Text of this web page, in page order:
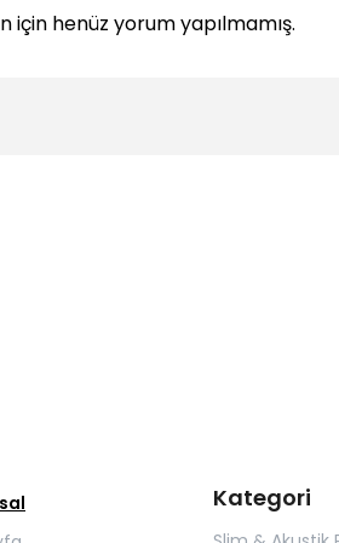
için henüz yorum yapılmamış.
Kategori